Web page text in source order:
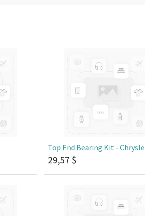
Top End Bearing Kit -
29,57 $